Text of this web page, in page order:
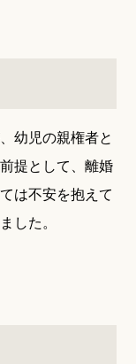
幼児の親権者と
提として、離婚
は不安を抱えて
した。